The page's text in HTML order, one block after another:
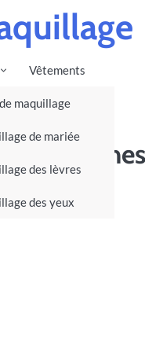
maquillage
de mariée
des lèvres
des yeux
Vêtements
problèmes